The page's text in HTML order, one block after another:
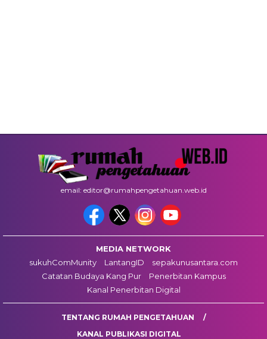
email: editor@rumahpengetahuan.web.id
MEDIA NETWORK
sukuhComMunity
LantangID
sepakunusantara.com
Catatan Budaya Kang Pur
Penerbitan Kampus
Kanal Penerbitan Digital
TENTANG RUMAH PENGETAHUAN
KANAL PUBLIKASI DIGITAL